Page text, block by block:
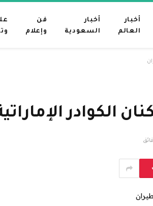
أخبار
العالم
أخبار
السعودية
فن
وإعلام
الكوادر